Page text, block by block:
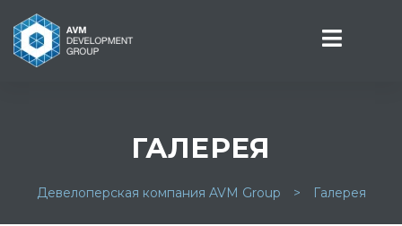
ГАЛЕРЕЯ
Девелоперская компания AVM Group > Галерея